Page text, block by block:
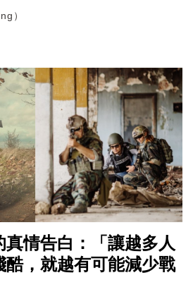
）
情告白：「讓越多人
酷，就越有可能減少戰